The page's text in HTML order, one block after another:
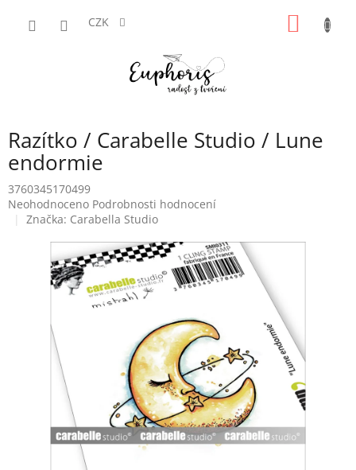
CZK
Razítko / Carabelle Studio / Lune
endormie
3760345170499
Průměrné
hodnocení
Neohodnoceno Podrobnosti hodnocení
Značka: Carabella Studio